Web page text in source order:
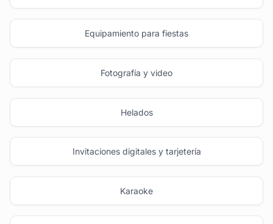
Equipamiento para fiestas
Fotografía y video
Helados
Invitaciones digitales y tarjetería
Karaoke